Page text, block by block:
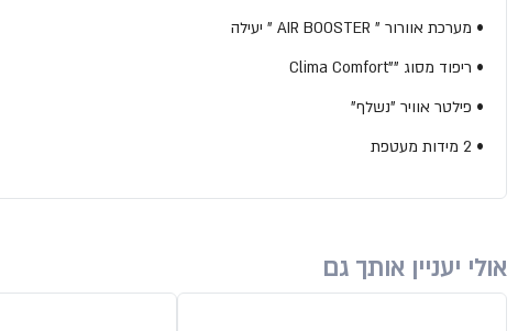
• מערכת אוורור " AIR BOOSTER " יעילה
• ריפוד מסוג ""Clima Comfort
• פילטר אוויר "נשלף"
• 2 מידות מעטפת
אולי יעניין אותך גם